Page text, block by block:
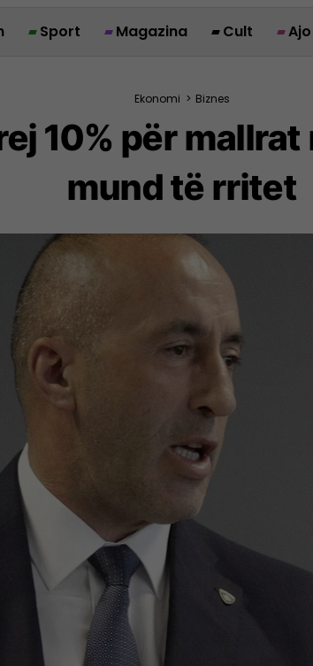
Sport Magazina Cult Ajo
Ekonomi > Biznes
10% për
mund të rritet